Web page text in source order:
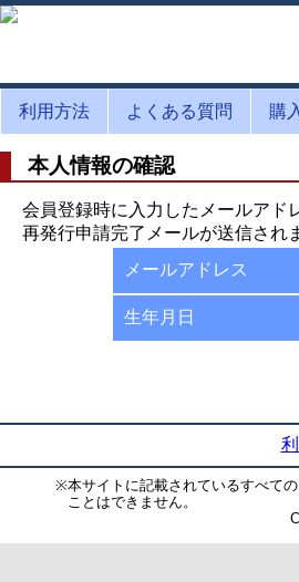
利用方法 よくある質問 購
本人情報の確認
会員登録時に入力したメールアド
再発行申請完了メールが送信され
メールアドレス
生年月日
※本サイトに記載されているすべて
ことはできません。